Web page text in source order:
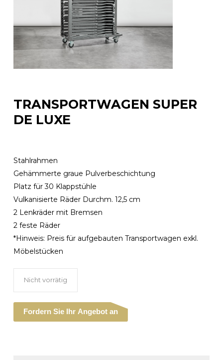
TRANSPORTWAGEN SUPER
DE LUXE
Stahlrahmen
Gehämmerte graue Pulverbeschichtung
Platz für 30 Klappstühle
Vulkanisierte Räder Durchm. 12,5 cm
2 Lenkräder mit Bremsen
2 feste Räder
*Hinweis: Preis für aufgebauten Transportwagen exkl.
Möbelstücken
Nicht vorrätig
Fordern Sie Ihr Angebot an